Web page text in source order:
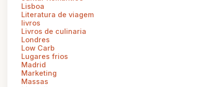
Lisboa
Literatura de viagem
livros
Livros de culinaria
Londres
Low Carb
Lugares frios
Madrid
Marketing
Massas